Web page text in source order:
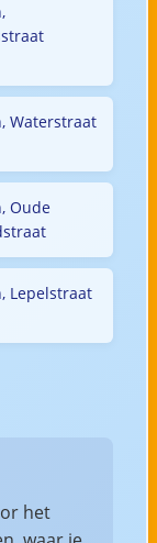
Waterstraat
Oude
Lepelstraat
het